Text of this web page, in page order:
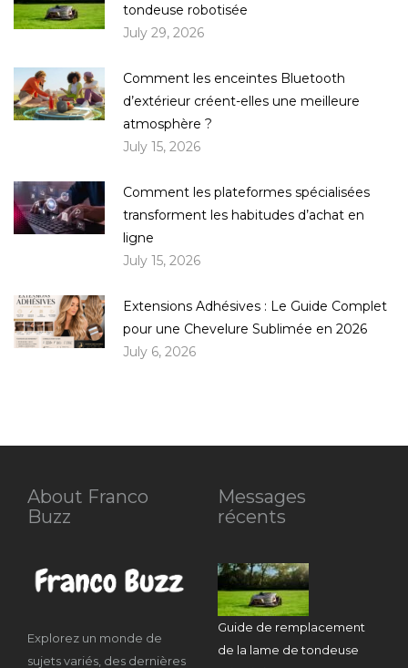
tondeuse robotisée
July 29, 2026
Comment les enceintes Bluetooth
d’extérieur créent-elles une meilleure
atmosphère ?
July 15, 2026
Comment les plateformes spécialisées
transforment les habitudes d’achat en
ligne
July 15, 2026
Extensions Adhésives : Le Guide Complet
pour une Chevelure Sublimée en 2026
July 6, 2026
About Franco
Buzz
Explorez un monde de
sujets variés, des dernières
Messages
récents
Guide de remplacement
de la lame de tondeuse